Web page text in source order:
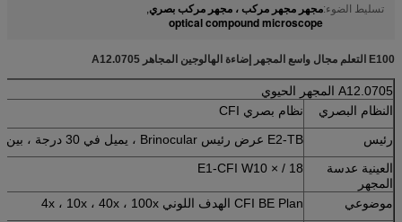
تسليط الضوء:مجهر مجهر مركب ، مجهر مركب بصري,
optical compound microscope
E100 التعلم مجال واسع المجهر إضاءة الهالوجين المجاهر A12.0705
A12.0705 المجهر الحيوي
النظام البصري
نظام بصري CFI
رئيس
E2-TB عرض رئيس Brinocular ، يميل في 30 درجة ، بين الحدقات 47-75mm
العينية عدسة
المجهر
E1-CFI W10 × / 18
موضوعي
CFI BE Plan الهدف اللوني 4x ، 10x ، 40x ، 100x